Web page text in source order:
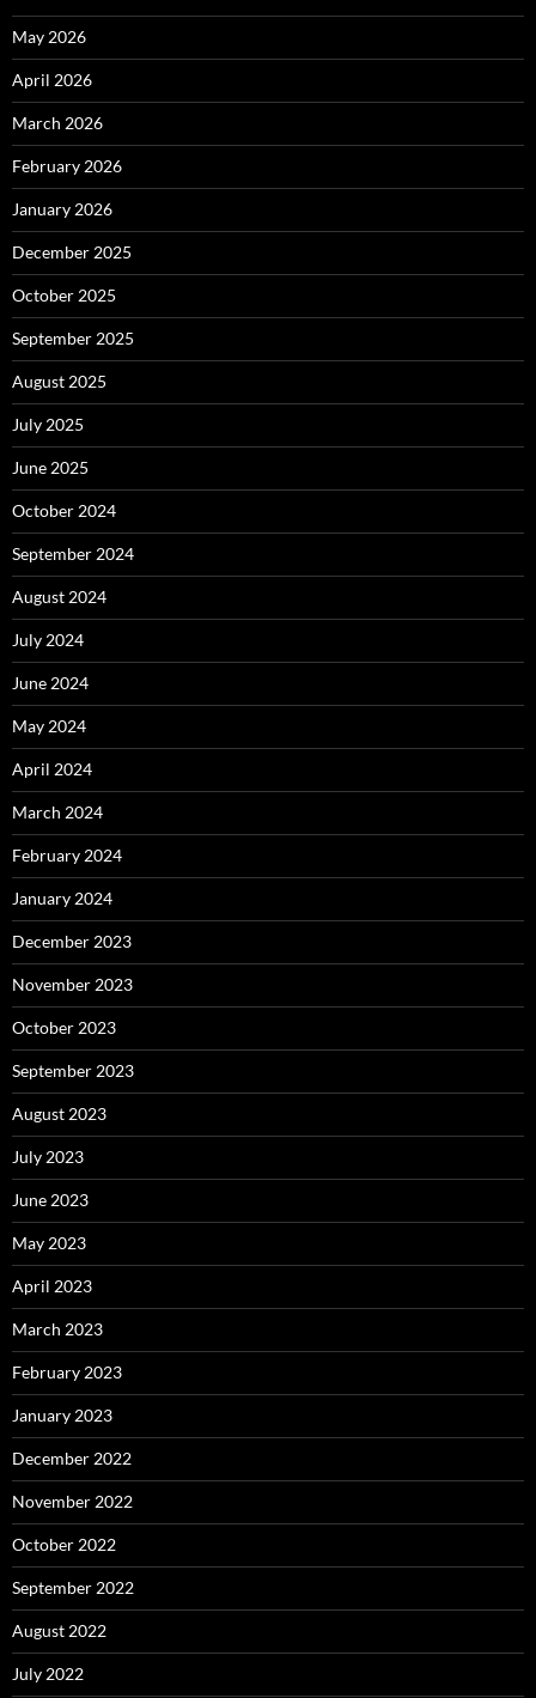
May 2026
April 2026
March 2026
February 2026
January 2026
December 2025
October 2025
September 2025
August 2025
July 2025
June 2025
October 2024
September 2024
August 2024
July 2024
June 2024
May 2024
April 2024
March 2024
February 2024
January 2024
December 2023
November 2023
October 2023
September 2023
August 2023
July 2023
June 2023
May 2023
April 2023
March 2023
February 2023
January 2023
December 2022
November 2022
October 2022
September 2022
August 2022
July 2022